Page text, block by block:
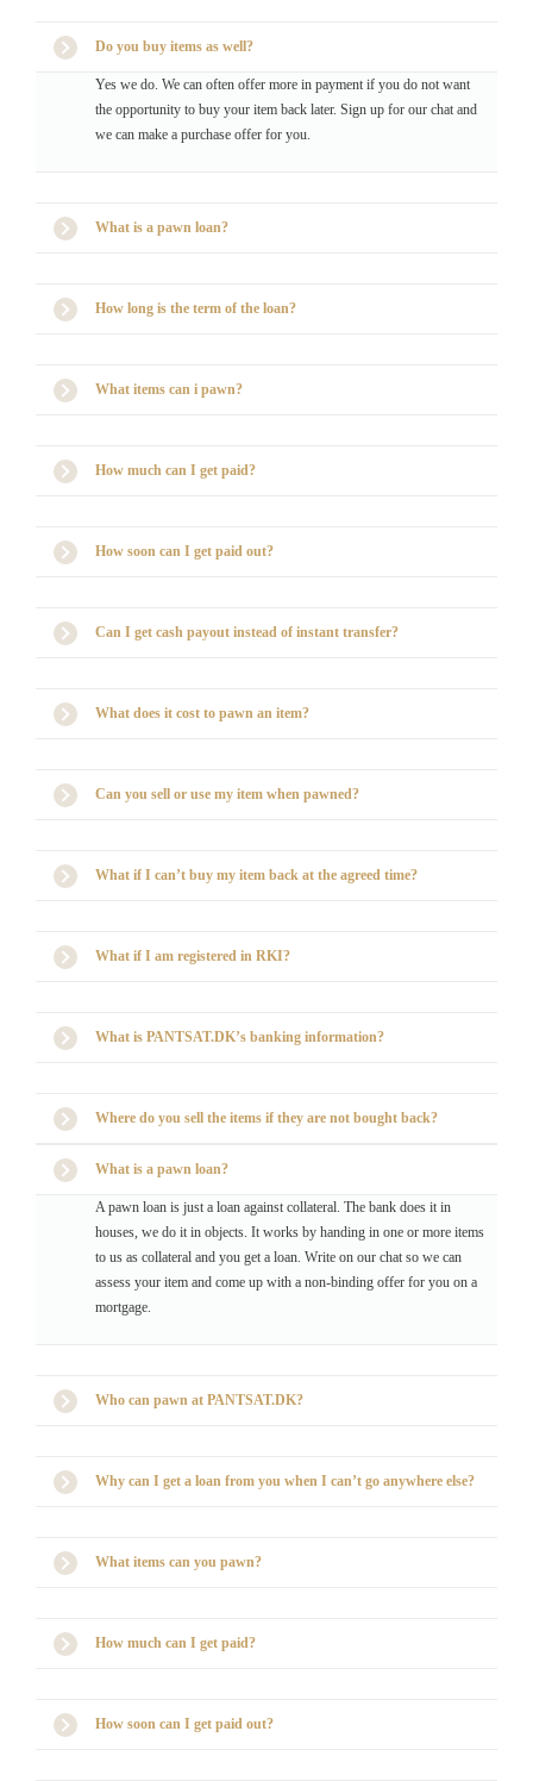
Do you buy items as well?
Yes we do. We can often offer more in payment if you do not want
the opportunity to buy your item back later. Sign up for our chat and
we can make a purchase offer for you.
What is a pawn loan?
How long is the term of the loan?
What items can i pawn?
How much can I get paid?
How soon can I get paid out?
Can I get cash payout instead of instant transfer?
What does it cost to pawn an item?
Can you sell or use my item when pawned?
What if I can’t buy my item back at the agreed time?
What if I am registered in RKI?
What is PANTSAT.DK’s banking information?
Where do you sell the items if they are not bought back?
What is a pawn loan?
A pawn loan is just a loan against collateral. The bank does it in
houses, we do it in objects. It works by handing in one or more items
to us as collateral and you get a loan. Write on our chat so we can
assess your item and come up with a non-binding offer for you on a
mortgage.
Who can pawn at PANTSAT.DK?
Why can I get a loan from you when I can’t go anywhere else?
What items can you pawn?
How much can I get paid?
How soon can I get paid out?